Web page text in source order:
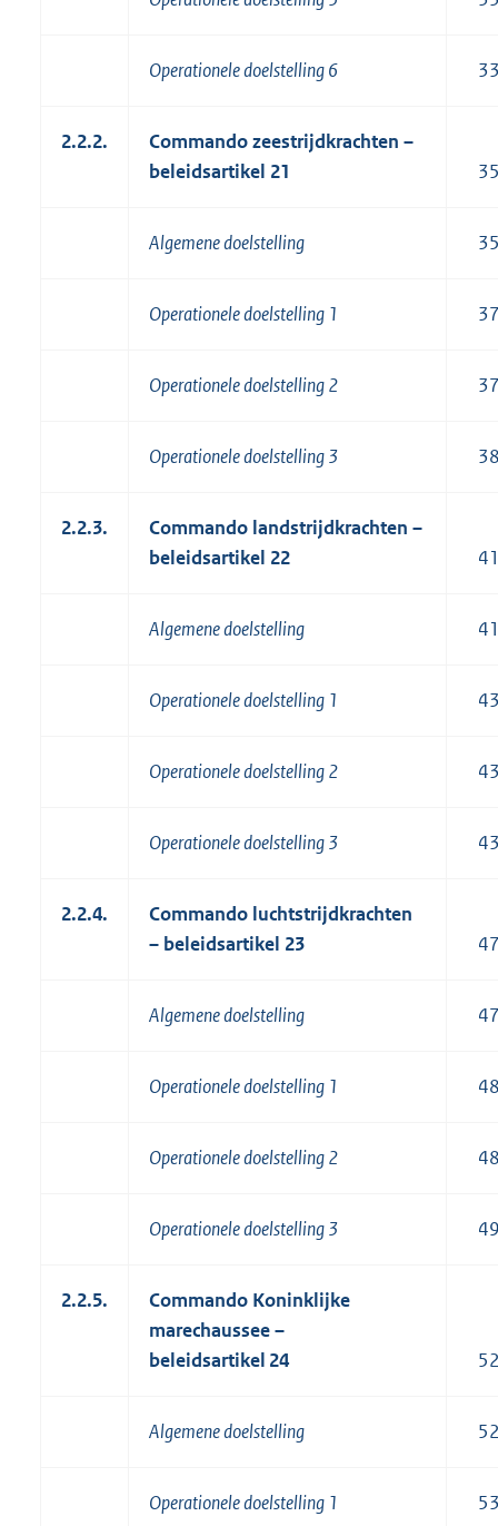
Operationele doelstelling 6
2.2.2.
Commando zeestrijdkrachten –
beleidsartikel 21
Algemene doelstelling
Operationele doelstelling 1
Operationele doelstelling 2
Operationele doelstelling 3
2.2.3.
Commando landstrijdkrachten –
beleidsartikel 22
Algemene doelstelling
Operationele doelstelling 1
Operationele doelstelling 2
Operationele doelstelling 3
2.2.4.
Commando luchtstrijdkrachten
– beleidsartikel 23
Algemene doelstelling
Operationele doelstelling 1
Operationele doelstelling 2
Operationele doelstelling 3
2.2.5.
Commando Koninklijke
marechaussee –
beleidsartikel 24
Algemene doelstelling
Operationele doelstelling 1